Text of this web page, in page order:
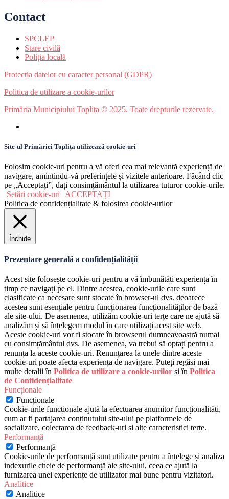
Contact
SPCLEP
Stare civilă
Poliția locală
Protecția datelor cu caracter personal (GDPR)
Politica de utilizare a cookie-urilor
Primăria Municipiului Toplița © 2025. Toate drepturile rezervate.
Site-ul Primăriei Toplița utilizează cookie-uri
Folosim cookie-uri pentru a vă oferi cea mai relevantă experiență de
navigare, amintindu-vă preferințele și vizitele anterioare. Făcând clic
pe „Acceptați”, dați consimțământul la utilizarea tuturor cookie-urile.
Setări cookie-uri
ACCEPTAȚI
Politica de confidențialitate & folosirea cookie-urilor
Închide
Prezentare generală a confidențialității
Acest site folosește cookie-uri pentru a vă îmbunătăți experiența în
timp ce navigați pe el. Dintre acestea, cookie-urile care sunt
clasificate ca necesare sunt stocate în browser-ul dvs. deoarece
acestea sunt esențiale pentru funcționarea funcționalităților de bază
ale site-ului. De asemenea, utilizăm cookie-uri terțe care ne ajută să
analizăm și să înțelegem modul în care utilizați acest site web.
Aceste cookie-uri vor fi stocate în browserul dumneavoastră numai
cu consimțământul dvs. De asemenea, va trebui să optați pentru a
renunța la aceste cookie-uri. Renunțarea la unele dintre aceste
cookie-uri poate afecta experiența de navigare. Puteți regăsi mai
multe detalii în Politica de utilizare a cookie-urilor și în Politica
de Confidențialitate
Funcționale
Funcționale
Cookie-urile funcționale ajută la efectuarea anumitor funcționalități,
cum ar fi partajarea conținutului site-ului pe platformele de
socializare, colectarea de feedback-uri și alte caracteristici terțe.
Performanță
Performanță
Cookie-urile de performanță sunt utilizate pentru a înțelege și analiza
indexurile cheie de performanță ale site-ului, ceea ce ajută la
furnizarea unei experiențe de utilizator mai bune pentru vizitatori.
Analitice
Analitice